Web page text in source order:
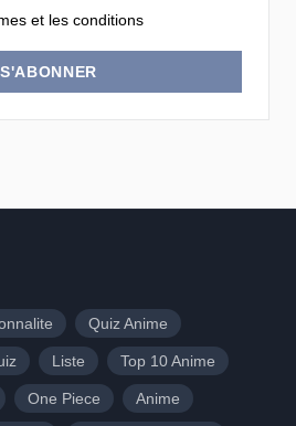
et les conditions
S'ABONNER
Quiz Anime
Liste Top 10 Anime
One Piece Anime